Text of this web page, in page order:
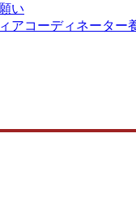
い
アコーディネーター